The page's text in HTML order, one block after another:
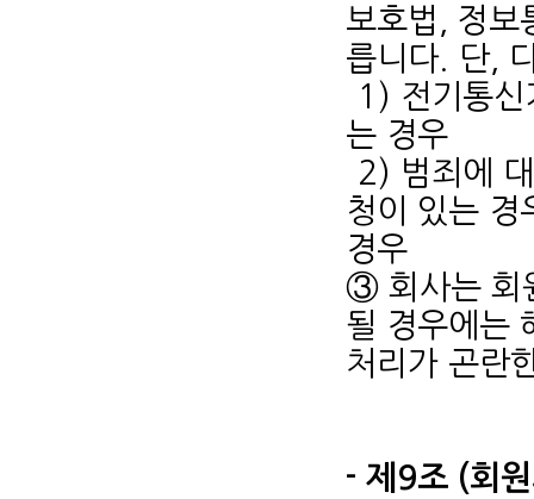
보호법, 정보
릅니다. 단,
1) 전기통신
는 경우
2) 범죄에
청이 있는 경
경우
③ 회사는 회
될 경우에는
처리가 곤란
- 제9조 (회